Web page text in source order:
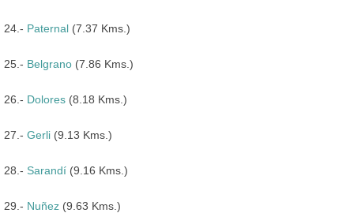
24.- Paternal (7.37 Kms.)
25.- Belgrano (7.86 Kms.)
26.- Dolores (8.18 Kms.)
27.- Gerli (9.13 Kms.)
28.- Sarandí (9.16 Kms.)
29.- Nuñez (9.63 Kms.)